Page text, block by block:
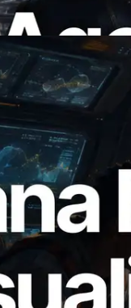
Solana Block
tiempo de
y del